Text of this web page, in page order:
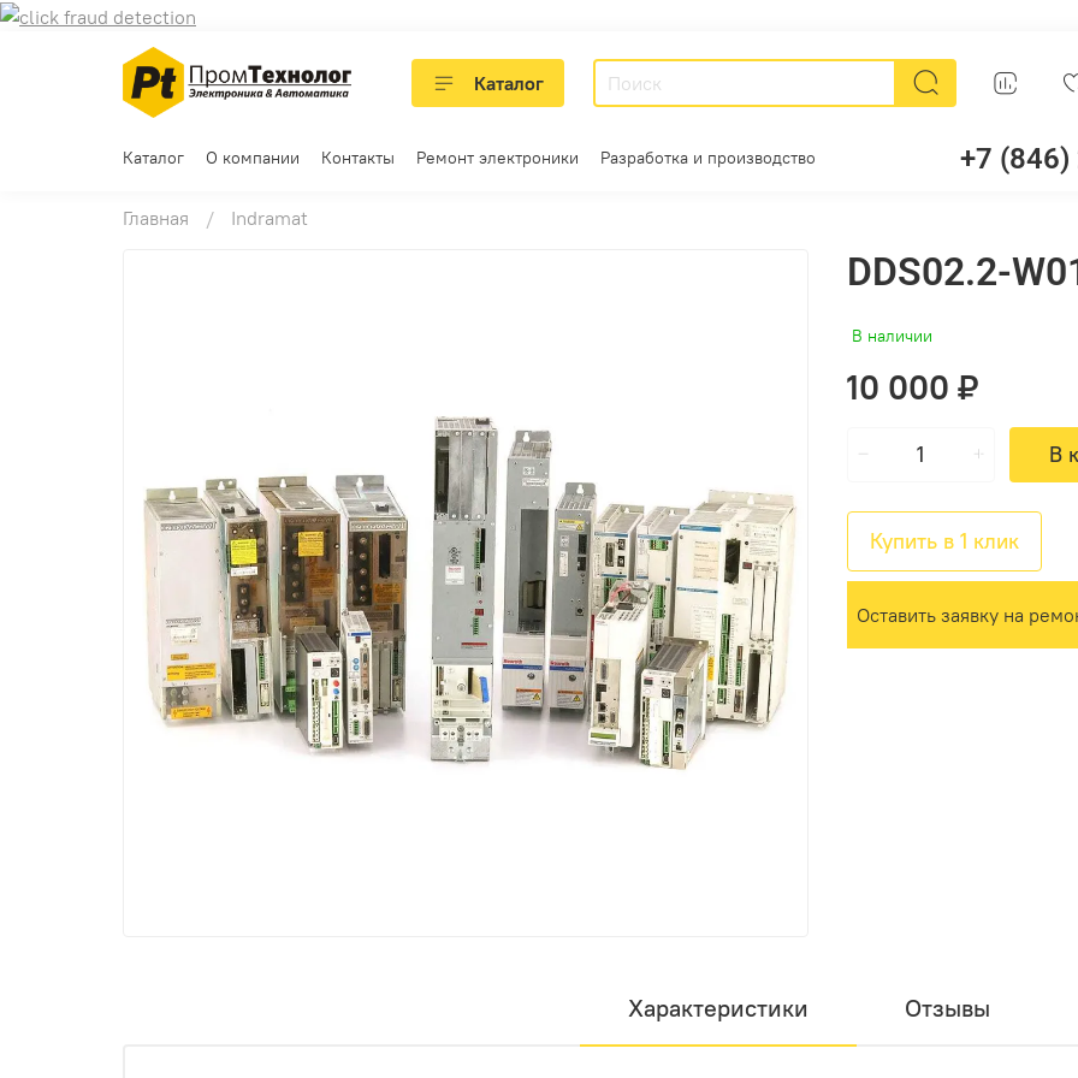
Каталог
Каталог О компании Контакты Ремонт электроники Разработка и производство +7
Главная Indramat
DDS02.2-
В наличии
10 000 ₽
В
Купить в 1 клик
Оставить заявку на
Характеристики Отзывы